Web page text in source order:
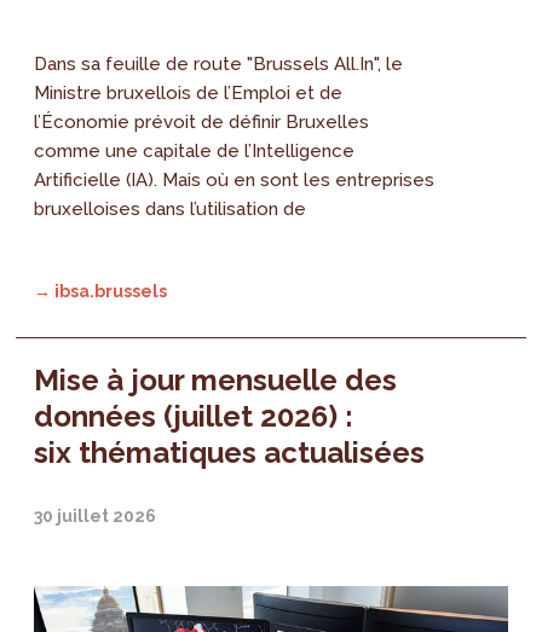
Dans sa feuille de route "Brussels All.In", le
Ministre bruxellois de l’Emploi et de
l’Économie prévoit de définir Bruxelles
comme une capitale de l’Intelligence
Artificielle (IA). Mais où en sont les entreprises
bruxelloises dans l’utilisation de
→ ibsa.brussels
Mise à jour mensuelle des
données (juillet 2026) :
six thématiques actualisées
30 juillet 2026